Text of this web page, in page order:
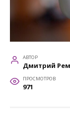
АВТОР
Дмитрий
ПРОСМОТРОВ
971